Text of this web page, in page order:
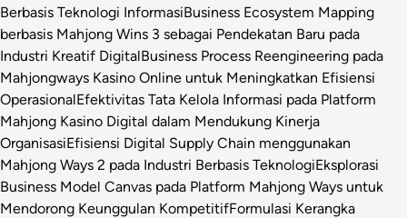
Berbasis Teknologi InformasiBusiness Ecosystem Mapping
berbasis Mahjong Wins 3 sebagai Pendekatan Baru pada
Industri Kreatif DigitalBusiness Process Reengineering pada
Mahjongways Kasino Online untuk Meningkatkan Efisiensi
OperasionalEfektivitas Tata Kelola Informasi pada Platform
Mahjong Kasino Digital dalam Mendukung Kinerja
OrganisasiEfisiensi Digital Supply Chain menggunakan
Mahjong Ways 2 pada Industri Berbasis TeknologiEksplorasi
Business Model Canvas pada Platform Mahjong Ways untuk
Mendorong Keunggulan KompetitifFormulasi Kerangka